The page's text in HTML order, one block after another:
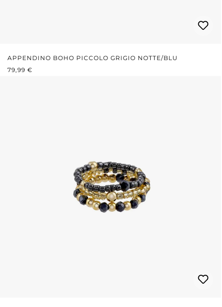
APPENDINO BOHO PICCOLO GRIGIO NOTTE/BLU
PREZZO NORMALE:
79,99 €